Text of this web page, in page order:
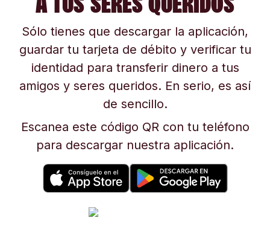
Sólo tienes que descargar la aplicación,
guardar tu tarjeta de débito y verificar tu
identidad para transferir dinero a tus
amigos y seres queridos. En serio, es así
de sencillo.
Escanea este código QR con tu teléfono
para descargar nuestra aplicación.